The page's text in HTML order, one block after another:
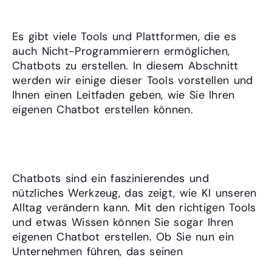
Es gibt viele Tools und Plattformen, die es
auch Nicht-Programmierern ermöglichen,
Chatbots zu erstellen. In diesem Abschnitt
werden wir einige dieser Tools vorstellen und
Ihnen einen Leitfaden geben, wie Sie Ihren
eigenen Chatbot erstellen können.
Chatbots sind ein faszinierendes und
nützliches Werkzeug, das zeigt, wie KI unseren
Alltag verändern kann. Mit den richtigen Tools
und etwas Wissen können Sie sogar Ihren
eigenen Chatbot erstellen. Ob Sie nun ein
Unternehmen führen, das seinen